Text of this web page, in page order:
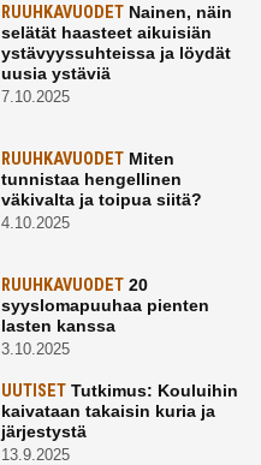
RUUHKAVUODETNainen, näin
selätät haasteet aikuisiän
ystävyyssuhteissa ja löydät
uusia ystäviä
7.10.2025
RUUHKAVUODETMiten
tunnistaa hengellinen
väkivalta ja toipua siitä?
4.10.2025
RUUHKAVUODET20
syyslomapuuhaa pienten
lasten kanssa
3.10.2025
UUTISETTutkimus: Kouluihin
kaivataan takaisin kuria ja
järjestystä
13.9.2025